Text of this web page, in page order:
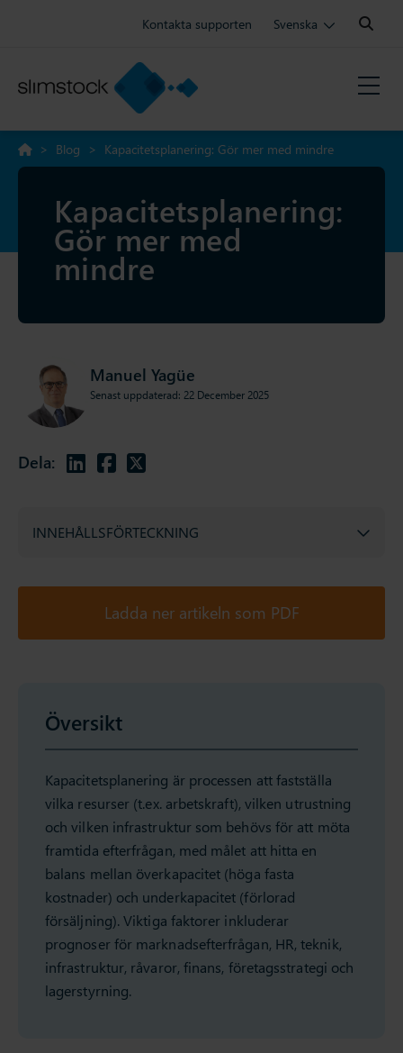
Kontakta supporten Svenska
Search:
> Blog > Kapacitetsplanering: Gör mer med mindre
Kapacitetsplanering:
Gör mer med
mindre
Dela:
Manuel Yagüe
Senast uppdaterad: 22 December 2025
INNEHÅLLSFÖRTECKNING
Ladda ner artikeln som PDF
Översikt
Kapacitetsplanering är processen att fastställa
vilka resurser (t.ex. arbetskraft), vilken utrustning
och vilken infrastruktur som behövs för att möta
framtida efterfrågan, med målet att hitta en
balans mellan överkapacitet (höga fasta
kostnader) och underkapacitet (förlorad
försäljning). Viktiga faktorer inkluderar
prognoser för marknadsefterfrågan, HR, teknik,
infrastruktur, råvaror, finans, företagsstrategi och
lagerstyrning.